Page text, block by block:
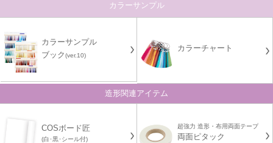
カラーサンプル
カラーサンプル
ブック(ver.10)
カラーチャート
造形関連アイテム
COSボード匠
(白･黒･シール付)
超強力 造形・布用両面テープ
両面ピタック